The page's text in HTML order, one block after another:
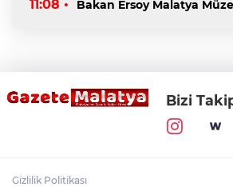
11:08 • Bakan Ersoy Malatya
Bizi
Gizlilik Politikası